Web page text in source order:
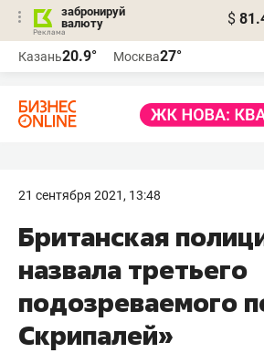
забронируй
валюту
$
Казань20.9° Москва27°
21 сентября 2021, 13:48
Британская
назвала третьего
подозреваемого
Скрипалей»